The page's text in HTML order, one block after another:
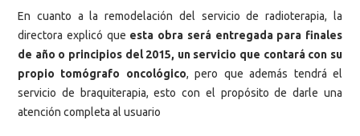
En cuanto a la remodelación del servicio de radioterapia, la
directora explicó que esta obra será entregada para finales
de año o principios del 2015, un servicio que contará con su
propio tomógrafo oncológico, pero que además tendrá el
servicio de braquiterapia, esto con el propósito de darle una
atención completa al usuario